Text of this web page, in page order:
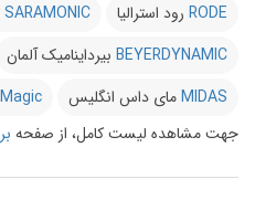
RODE رود استرالیا SARAMONIC
BEYERDYNAMIC بیرداینامیک آلمان
MIDASمای داس انگلیس
جهت مشاهده لیست کامل، از صفحه